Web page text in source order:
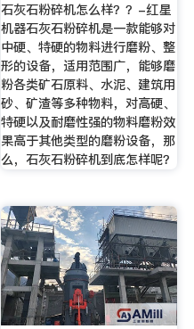
石灰石粉碎机怎么样？？-红星
机器石灰石粉碎机是一款能够对
中硬、特硬的物料进行磨粉、整
形的设备，适用范围广，能够磨
粉各类矿石原料、水泥、建筑用
砂、矿渣等多种物料，对高硬、
特硬以及耐磨性强的物料磨粉效
果高于其他类型的磨粉设备，那
么，石灰石粉碎机到底怎样呢？